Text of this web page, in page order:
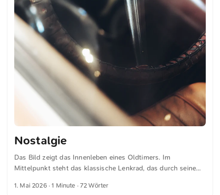
Nostalgie
Das Bild zeigt das Innenleben eines Oldtimers. Im
Mittelpunkt steht das klassische Lenkrad, das durch seine
Armaturenbrett aus Holz ab. Die Beleuchtung sorgt für eine
1. Mai 2026 · 1 Minute · 72 Wörter